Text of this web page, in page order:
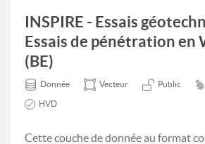
INSPIRE - Essais
Essais de pénétration en
(BE)
Donnée Vecteur Public
HVD
Cette couche de donnée au format